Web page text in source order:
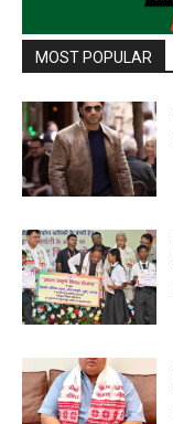
MOST POPULAR